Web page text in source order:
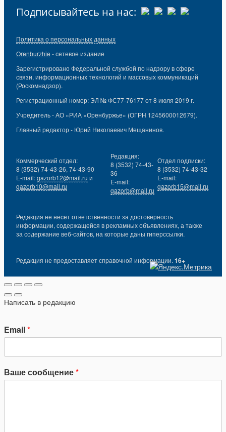
Подписывайтесь на нас:
Политика о персональных данных
Orenburzhie - сетевое издание
Зарегистрировано Федеральной службой по надзору в сфере
связи, информационных технологий и массовых коммуникаций
(Роскомнадзор).
Регистрационный номер: ЭЛ № ФС77-76177 от 8 июля 2019 г.
Учредитель - АО «РИА «Оренбуржье» (ОГРН 1245600012679).
Главный редактор - Юрий Николаевич Мещанинов.
Коммерческий отдел:
8 (3532) 74-43-26, 74-43-90
E-mail:gazorb12@mail.ru и
gazorb10@mail.ru
Редакция:
8 (3532) 74-43-
36
E-mail:
gazorb@mail.ru
Отдел подписки:
8 (3532) 74-43-32
E-mail:
gazorb15@mail.ru
Редакция не несет ответственности за достоверность
информации, содержащейся в рекламных объявлениях, а также
за содержание веб-сайтов, на которые даны гиперссылки.
Редакция не предоставляет справочной информации. 16+
Написать в редакцию
Email*
Ваше сообщение*